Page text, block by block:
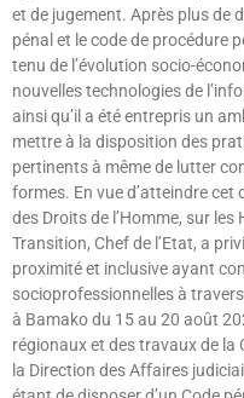
et de jugement. Après plus de
pénal et le code de procédure
tenu de l’évolution socio-
nouvelles technologies de
ainsi qu’il a été entrepris un
mettre à la disposition des
pertinents à même de lutter
formes. En vue d’atteindre cet
des Droits de l’Homme, sur
Transition, Chef de l’Etat, a
proximité et inclusive ayant
socioprofessionnelles à
à Bamako du 15 au 20 août
régionaux et des travaux de la
la Direction des Affaires